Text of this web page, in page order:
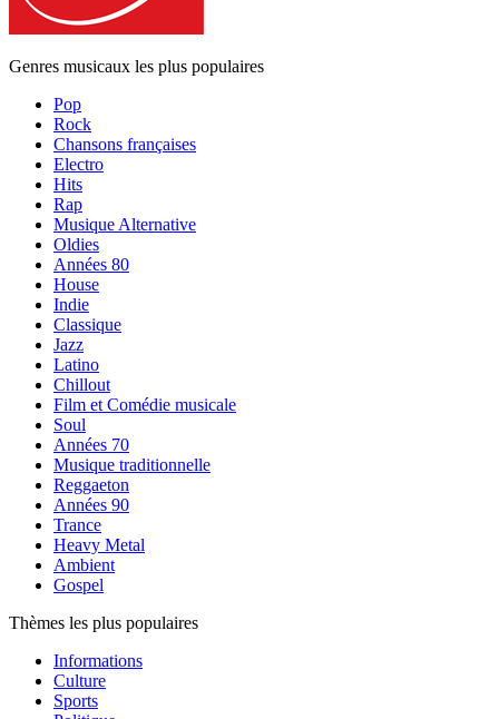
Genres musicaux les plus populaires
Pop
Rock
Chansons françaises
Electro
Hits
Rap
Musique Alternative
Oldies
Années 80
House
Indie
Classique
Jazz
Latino
Chillout
Film et Comédie musicale
Soul
Années 70
Musique traditionnelle
Reggaeton
Années 90
Trance
Heavy Metal
Ambient
Gospel
Thèmes les plus populaires
Informations
Culture
Sports